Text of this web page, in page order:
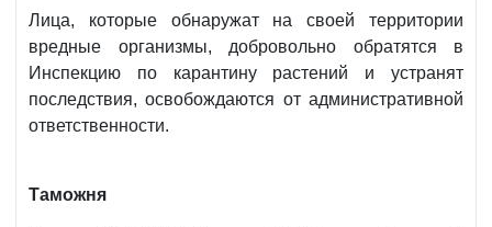
Лица, которые обнаружат на своей территории
вредные организмы, добровольно обратятся в
Инспекцию по карантину растений и устранят
последствия, освобождаются от административной
ответственности.
Таможня